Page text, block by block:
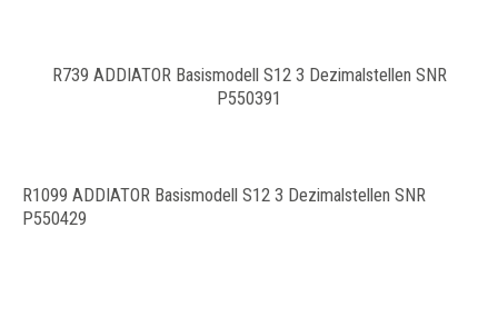
R739 ADDIATOR Basismodell S12 3 Dezimalstellen SNR
P550391
R1099 ADDIATOR Basismodell S12 3 Dezimalstellen SNR
P550429